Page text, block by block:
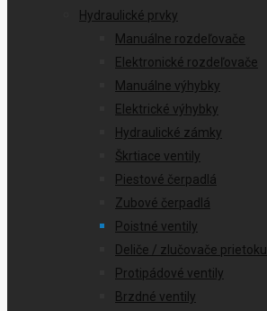
Hydraulické prvky
Manuálne rozdeľovače
Elektronické rozdeľovače
Manuálne výhybky
Elektrické výhybky
Hydraulické zámky
Škrtiace ventily
Piestové čerpadlá
Zubové čerpadlá
Poistné ventily
Deliče / zlučovače prietoku
Protipádové ventily
Brzdné ventily